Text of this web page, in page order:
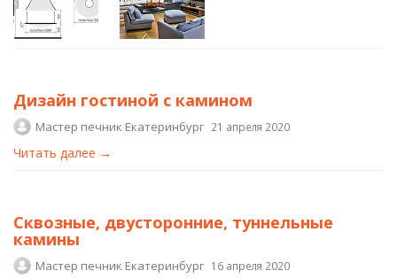
Дизайн гостиной с камином
Мастер печник Екатеринбург 21 апреля 2020
Читать далее →
Сквозные, двусторонние, туннельные
камины
Мастер печник Екатеринбург 16 апреля 2020